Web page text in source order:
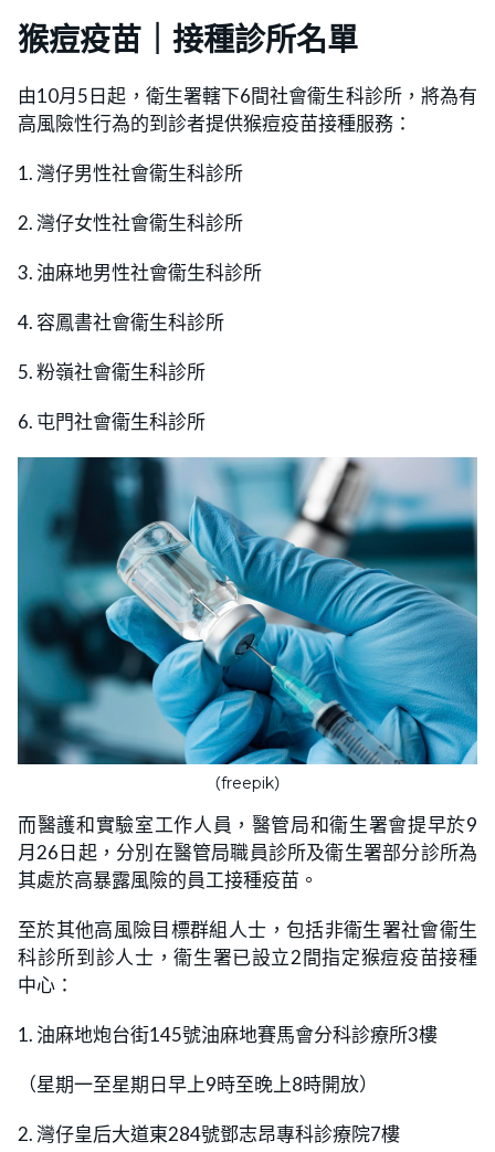
猴痘疫苗｜接種診所名單
由10月5日起，衛生署轄下6間社會衞生科診所，將為有
高風險性行為的到診者提供猴痘疫苗接種服務：
1. 灣仔男性社會衞生科診所
2. 灣仔女性社會衞生科診所
3. 油麻地男性社會衞生科診所
4. 容鳳書社會衞生科診所
5. 粉嶺社會衞生科診所
6. 屯門社會衞生科診所
（freepik）
而醫護和實驗室工作人員，醫管局和衞生署會提早於9
月26日起，分別在醫管局職員診所及衞生署部分診所為
其處於高暴露風險的員工接種疫苗。
至於其他高風險目標群組人士，包括非衞生署社會衞生
科診所到診人士，衞生署已設立2間指定猴痘疫苗接種
中心：
1. 油麻地炮台街145號油麻地賽馬會分科診療所3樓
（星期一至星期日早上9時至晚上8時開放）
2. 灣仔皇后大道東284號鄧志昂專科診療院7樓